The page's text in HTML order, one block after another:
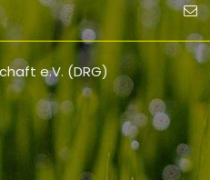
e.V. (DRG)